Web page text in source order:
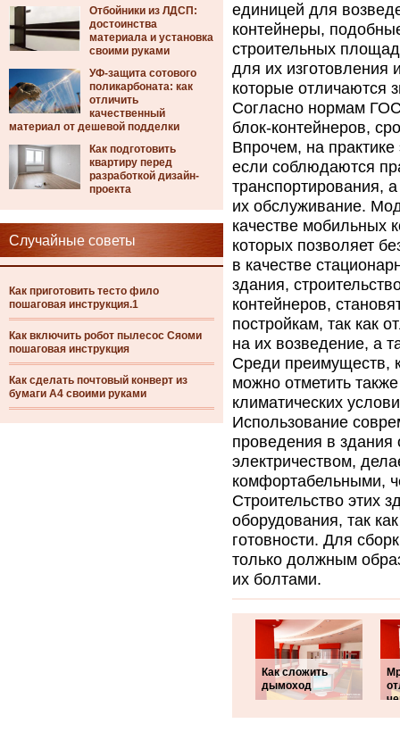
Отбойники из ЛДСП:
достоинства
материала и установка
своими руками
УФ-защита сотового
поликарбоната: как
отличить
качественный
материал от дешевой подделки
Как подготовить
квартиру перед
разработкой дизайн-
проекта
Случайные советы
Как приготовить тесто фило
пошаговая инструкция.1
Как включить робот пылесос Сяоми
пошаговая инструкция
Как сделать почтовый конверт из
бумаги А4 своими руками
единицей для
контейнеры,
строительных
для их изготовления
которые отличаются
Согласно нормам
блок-контейнеров,
Впрочем, на
если соблюдаются
транспортирования,
их обслуживание.
качестве мобильных
которых позволяет
в качестве
здания,
контейнеров,
постройкам, так как
на их возведение, а
Среди преимуществ,
можно отметить
климатических
Использование
проведения в здания
электричеством,
комфортабельными,
Строительство этих
оборудования, так
готовности. Для
только должным
их болтами.
Как сложить
дымоход